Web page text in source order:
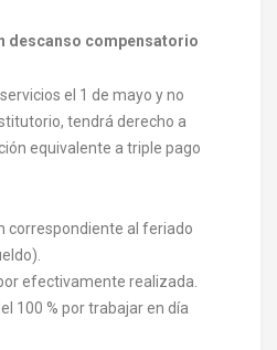
descanso compensatorio
el 1 de mayo y no
tendrá derecho a
equivalente a triple pago
correspondiente al feriado
efectivamente realizada.
100 % por trabajar en día